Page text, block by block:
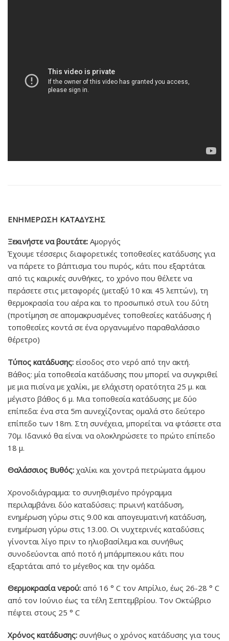
ΕΝΗΜΕΡΩΣΗ ΚΑΤΑΔΥΣΗΣ
Ξεκινήστε να βουτάτε: Αμοργός
Έχουμε τέσσερις διαφορετικές τοποθεσίες κατάδυσης για
να πάρετε το βάπτισμα του πυρός, κάτι που εξαρτάται
από τις καιρικές συνθήκες, το χρόνο που θέλετε να
περάσετε στις μεταφορές (μεταξύ 10 και 45 λεπτών), τη
θερμοκρασία του αέρα και το προσωπικό στυλ του δύτη
(προτίμηση σε απομακρυσμένες τοποθεσίες κατάδυσης ή
τοποθεσίες κοντά σε ένα οργανωμένο παραθαλάσσιο
θέρετρο)
Τύπος κατάδυσης: είσοδος στο νερό από την ακτή.
Βάθος: μία τοποθεσία κατάδυσης που μπορεί να συγκριθεί
με μια πισίνα με χαλίκι, με ελάχιστη ορατότητα 25 μ. και
μέγιστο βάθος 6 μ. Μια τοποθεσία κατάδυσης με δύο
επίπεδα: ένα στα 5m αυνεχίζοντας ομαλά στο δεύτερο
επίπεδο των 18m. Στη συνέχεια, μπορείται να φτάσετε στα
70μ. Ιδανικό θα είναι να ολοκληρώσετε το πρώτο επίπεδο
18 μ.
Θαλάσσιος Βυθός: χαλίκι και χοντρά πετρώματα άμμου
Χρονοδιάγραμμα: το συνηθισμένο πρόγραμμα
περιλαμβάνει δύο καταδύσεις: πρωινή κατάδυση,
ενημέρωση γύρω στις 9.00 και απογευματινή κατάδυση,
ενημέρωση γύρω στις 13.00. Οι νυχτερινές καταδύσεις
γίνονται λίγο πριν το ηλιοβασίλεμα και συνήθως
συνοδεύονται από ποτό ή μπάρμπεκιου κάτι που
εξαρτάται από το μέγεθος και την ομάδα.
Θερμοκρασία νερού: από 16 ° C τον Απρίλιο, έως 26-28 ° C
από τον Ιούνιο έως τα τέλη Σεπτεμβρίου. Τον Οκτώβριο
πέφτει στους 25 ° C
Χρόνος κατάδυσης: συνήθως ο χρόνος κατάδυσης για τους